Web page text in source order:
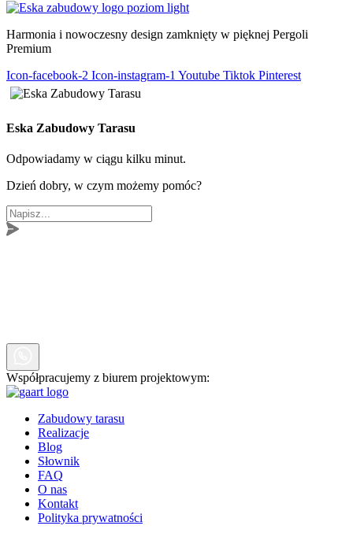
Harmonia i nowoczesny design zamknięty w pięknej Pergoli
Premium
Icon-facebook-2 Icon-instagram-1 Youtube Tiktok Pinterest
Eska Zabudowy Tarasu
Odpowiadamy w ciągu kilku minut.
Dzień dobry, w czym możemy pomóc?
Współpracujemy z biurem projektowym:
Zabudowy tarasu
Realizacje
Blog
Słownik
FAQ
O nas
Kontakt
Polityka prywatności